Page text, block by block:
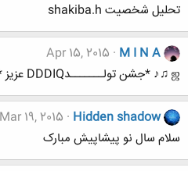
تحلیل شخصیت shakiba.h
M I N A
Apr 15, 2015
ஜ ♫♪ *جشن تولـــــــدDDDIQ عزیز * ♫♪ ஜ.
Hidden shadow
Mar 19, 2015
سلام سال نو پیشاپیش مبارک